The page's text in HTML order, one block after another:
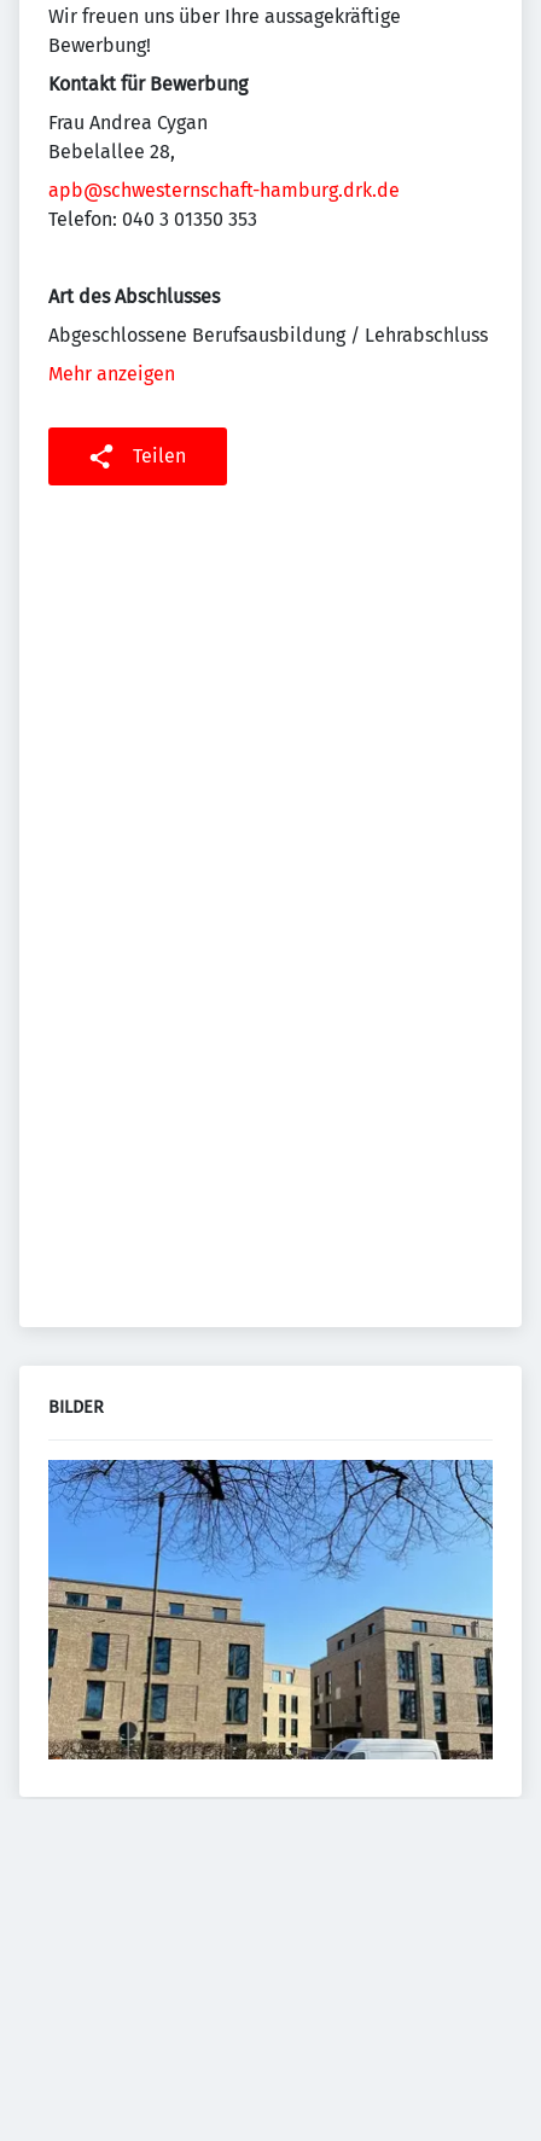
Wir freuen uns über Ihre aussagekräftige
Bewerbung!
Kontakt für Bewerbung
Frau Andrea Cygan
Bebelallee 28,
apb@schwesternschaft-hamburg.drk.de
Telefon: 040 3 01350 353
Art des Abschlusses
Abgeschlossene Berufsausbildung / Lehrabschluss
Mehr anzeigen
Teilen
BILDER